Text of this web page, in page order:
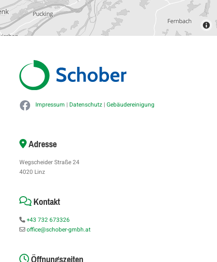
Impressum | Datenschutz | Gebäudereinigung
Adresse
Wegscheider Straße 24
4020 Linz
 Kontakt
 +43 732 673326
 office@schober-gmbh.at
